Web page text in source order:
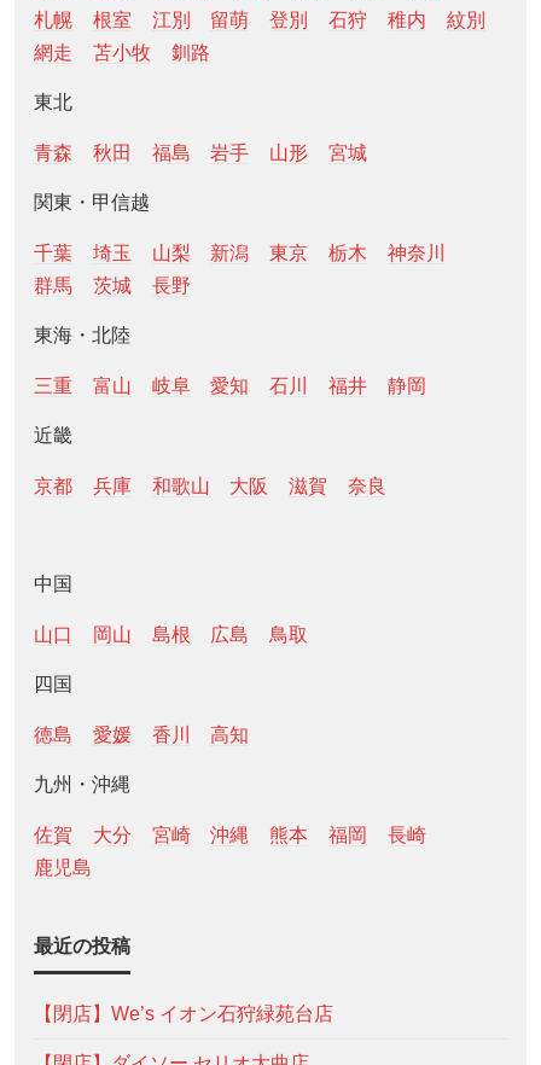
札幌
根室 江別 留萌 登別 石狩 稚内
紋別
網走
苫小牧 釧路
東北
青森 秋田 福島 岩手 山形 宮城
関東・甲信越
千葉 埼玉 山梨 新潟 東京 栃木
神奈川
群馬
茨城 長野
東海・北陸
三重 富山 岐阜 愛知 石川 福井 静岡
近畿
京都 兵庫 和歌山 大阪 滋賀 奈良
中国
山口 岡山 島根 広島 鳥取
四国
徳島 愛媛 香川 高知
九州・沖縄
佐賀 大分 宮崎 沖縄 熊本 福岡
長崎
鹿児島
最近の投稿
【閉店】We’s イオン石狩緑苑台店